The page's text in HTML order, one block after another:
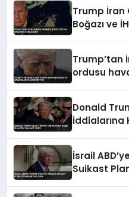
Trump İran
Boğazı ve
Trump’tan
ordusu
Donald
İddialarına
İsrail
Suikast